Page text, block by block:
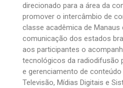
direcionado para a área da
promover o intercâmbio de
classe acadêmica de
comunicação dos estados
aos participantes o
tecnológicos da radiodifusão
e gerenciamento de conteúdo
Televisão, Mídias Digitais e